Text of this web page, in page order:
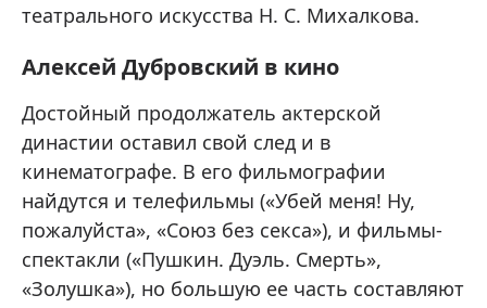
театрального искусства Н. С. Михалкова.
Алексей Дубровский в кино
Достойный продолжатель актерской
династии оставил свой след и в
кинематографе. В его фильмографии
найдутся и телефильмы («Убей меня! Ну,
пожалуйста», «Союз без секса»), и фильмы-
спектакли («Пушкин. Дуэль. Смерть»,
«Золушка»), но большую ее часть составляют